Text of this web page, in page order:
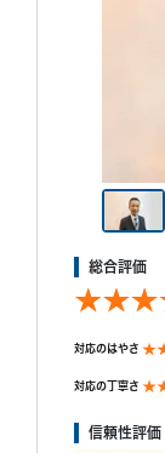
総合評価
対応のはやさ
対応の丁寧さ
信頼性評価